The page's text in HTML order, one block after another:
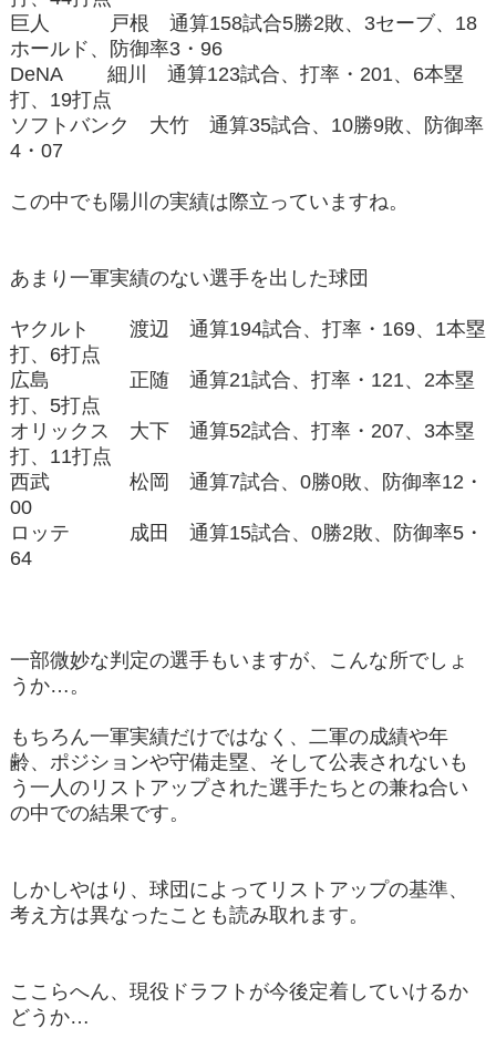
巨人 戸根 通算158試合5勝2敗、3セーブ、18
ホールド、防御率3・96
DeNA 細川 通算123試合、打率・201、6本塁
打、19打点
ソフトバンク 大竹 通算35試合、10勝9敗、防御率
4・07
この中でも陽川の実績は際立っていますね。
あまり一軍実績のない選手を出した球団
ヤクルト 渡辺 通算194試合、打率・169、1本塁
打、6打点
広島 正随 通算21試合、打率・121、2本塁
打、5打点
オリックス 大下 通算52試合、打率・207、3本塁
打、11打点
西武 松岡 通算7試合、0勝0敗、防御率12・
00
ロッテ 成田 通算15試合、0勝2敗、防御率5・
64
一部微妙な判定の選手もいますが、こんな所でしょ
うか…。
もちろん一軍実績だけではなく、二軍の成績や年
齢、ポジションや守備走塁、そして公表されないも
う一人のリストアップされた選手たちとの兼ね合い
の中での結果です。
しかしやはり、球団によってリストアップの基準、
考え方は異なったことも読み取れます。
ここらへん、現役ドラフトが今後定着していけるか
どうか…